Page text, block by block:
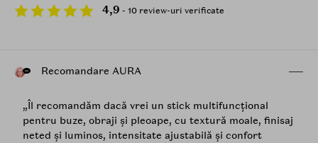
4,9 - 10 review-uri verificate
Recomandare AURA
„Îl recomandăm dacă vrei un stick multifuncțional
pentru buze, obraji și pleoape, cu textură moale, finisaj
neted și luminos, intensitate ajustabilă și confort